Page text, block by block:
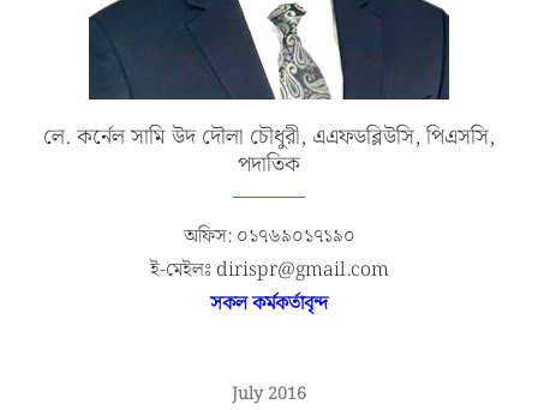
লে. কর্নেল সামি উদ দৌলা চৌধুরী, এএফডব্লিউসি, পিএসসি,
পদাতিক
অফিস: ০১৭৬৯০১৭১৯০
ই-মেইলঃ dirispr@gmail.com
সকল কর্মকর্তাবৃন্দ
July 2016